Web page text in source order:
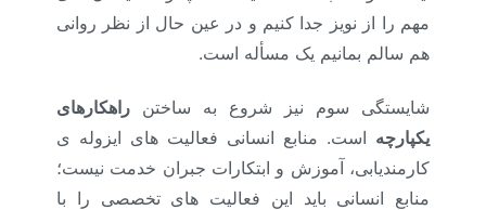
مهم را از نویز جدا کنیم و در عین حال از نظر روانی
هم سالم بمانیم یک مسأله است.
شایستگی سوم نیز شروع به ساختن راهکارهای
یکپارچه است. منابع انسانی فعالیت های ایزوله ی
کارمندیابی، آموزش و ابتکارات جبران خدمت نیست؛
منابع انسانی باید این فعالیت های تخصصی را با